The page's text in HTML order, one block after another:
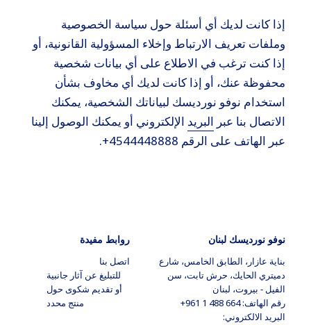
2.2.1
2.3 ملفات تعريف الارتباط الوظيفية/ملفات
تعريف الارتباط التفضيلية
2.4 ملفات تعريف الارتباط التحليلية/الإحصائية
2.4.1
4.3
4.4
5.1.1
5.1.2
إذا كانت لديك أي أسئلة حول سياسة الخصوصية
وملفات تعريف الارتباط وإخلاء المسؤولية القانونية، أو
إذا كنت ترغب في الاطلاع على أي بيانات شخصية
محفوظة عنك، أو إذا كانت لديك أي مخاوف بشأن
استخدام نوفو نورديسك لبياناتك الشخصية، يمكنك
الاتصال بنا عبر البريد الإلكتروني أو يمكنك الوصول إلينا
عبر الهاتف على الرقم 4544448888+.
نوفو نورديسك لبنان
بناية عازار، الطابق الخامس، شارع
دميتري الحايك، حرش تابت، سن
الفيل - بيروت، لبنان
رقم الهاتف: 664 488 1 961+
البريد الالكتروني:
روابط مفيدة
اتصل بنا
للتبليغ عن آثار جانبية
أو تقديم شكوى حول
منتج محدد